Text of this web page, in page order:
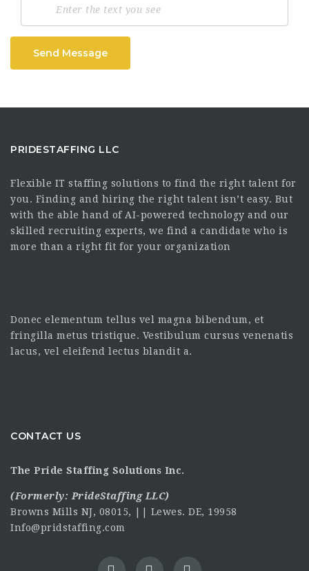
Send Message
PRIDESTAFFING LLC
Flexible IT staffing solutions to find the right talent for
you. Finding and hiring the right talent isn’t easy. But
with the able hand of AI-powered technology and our
skilled recruiting experts, we find a candidate who is
more than a right fit for your organization
Donec elementum tellus vel magna bibendum, et
fringilla metus tristique. Vestibulum cursus venenatis
lacus, vel eleifend lectus blandit a.
CONTACT US
The Pride Staffing Solutions Inc.
(Formerly: PrideStaffing LLC)
Browns Mills NJ, 08015, || Lewes. DE, 19958
Info@pridstaffing.com